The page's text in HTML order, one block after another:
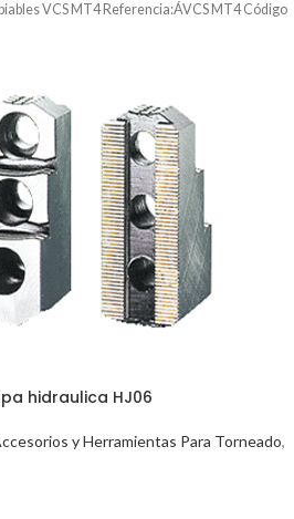
VCS MT4 Referencia:ÁVCS MT4 Código
hidraulica HJ06
y Herramientas Para Torneado,